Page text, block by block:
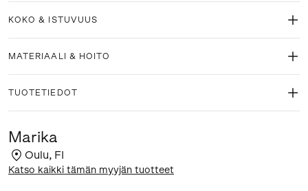
KOKO & ISTUVUUS
MATERIAALI & HOITO
TUOTETIEDOT
Marika
Oulu, FI
Katso kaikki tämän myyjän tuotteet